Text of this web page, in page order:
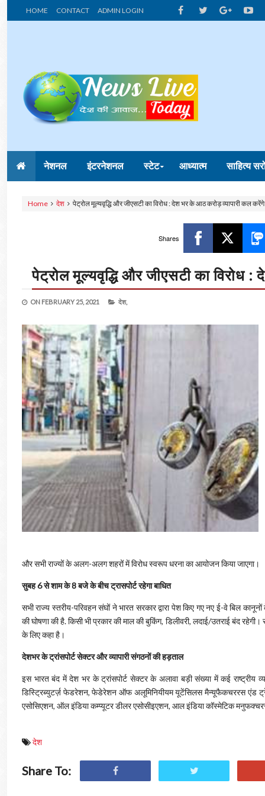
HOME CONTACT ADMIN LOGIN
नेशनल इंटरनेशनल स्टेट आध्यात्म साहित्य
Home देश पेट्रोल मूल्यवृद्धि और जीएसटी का विरोध : देश भर के आठ करोड़ व्यापारी कल
Shares
पेट्रोल मूल्यवृद्धि और जीएसटी का
ON FEBRUARY 25, 2021 देश,
और सभी राज्यों के अलग-अलग शहरों में विरोध स्वरूप धरना का आयोजन किया जाएगा।
सुबह 6 से शाम के 8 बजे के बीच ट्रासपोर्ट रहेगा बाधित
सभी राज्य स्तरीय-परिवहन संघों ने भारत सरकार द्वारा पेश किए गए नए ई-वे बिल
की घोषणा की है. किसी भी प्रकार की माल की बुकिंग, डिलीवरी, लदाई/उतराई बंद
के लिए कहा है।
देशभर के ट्रांसपोर्ट सेक्टर और व्यापारी संगठनों की हड़ताल
इस भारत बंद में देश भर के ट्रांसपोर्ट सेक्टर के अलावा बड़ी संख्या में कई राष्ट्रीय
डिस्ट्रिब्युटर्ज़ फेडरेशन, फेडेरेशन ऑफ अलूमिनियीयम यूटेंसिलस मैन्यूफैकचररस एंड
एसोसिएशन, ऑल इंडिया कम्प्यूटर डीलर एसोसीइएशन, आल इंडिया कॉस्मेटिक
देश
Share To: